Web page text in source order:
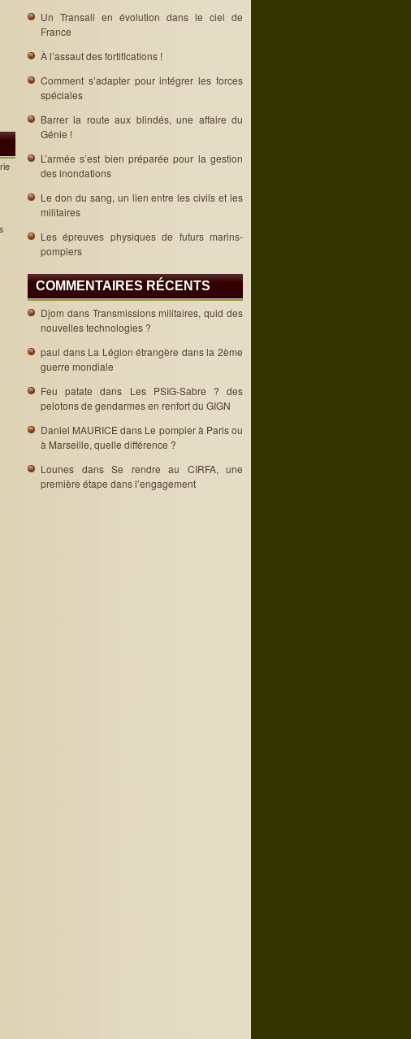
Un Transall en évolution dans le ciel de
France
À l’assaut des fortifications !
Comment s’adapter pour intégrer les forces
spéciales
Barrer la route aux blindés, une affaire du
Génie !
L’armée s’est bien préparée pour la gestion
des inondations
Le don du sang, un lien entre les civils et les
militaires
Les épreuves physiques de futurs marins-
pompiers
COMMENTAIRES RÉCENTS
Djom dans Transmissions militaires, quid des
nouvelles technologies ?
paul dans La Légion étrangère dans la 2ème
guerre mondiale
Feu patate dans Les PSIG-Sabre ? des
pelotons de gendarmes en renfort du GIGN
Daniel MAURICE dans Le pompier à Paris ou
à Marseille, quelle différence ?
Lounes dans Se rendre au CIRFA, une
première étape dans l’engagement